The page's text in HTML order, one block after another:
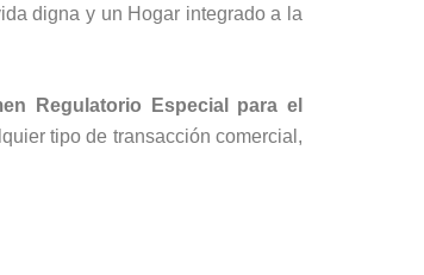
digna y un Hogar integrado a la
Regulatorio Especial para el
tipo de transacción comercial,